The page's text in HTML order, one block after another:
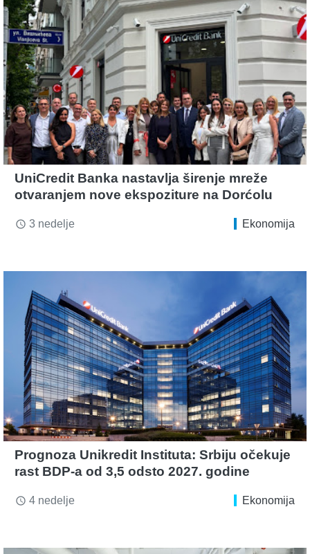
UniCredit Banka nastavlja širenje mreže
otvaranjem nove ekspoziture na Dorćolu
access_time 3 nedelje Ekonomija
Prognoza Unikredit Instituta: Srbiju očekuje
rast BDP-a od 3,5 odsto 2027. godine
access_time 4 nedelje Ekonomija